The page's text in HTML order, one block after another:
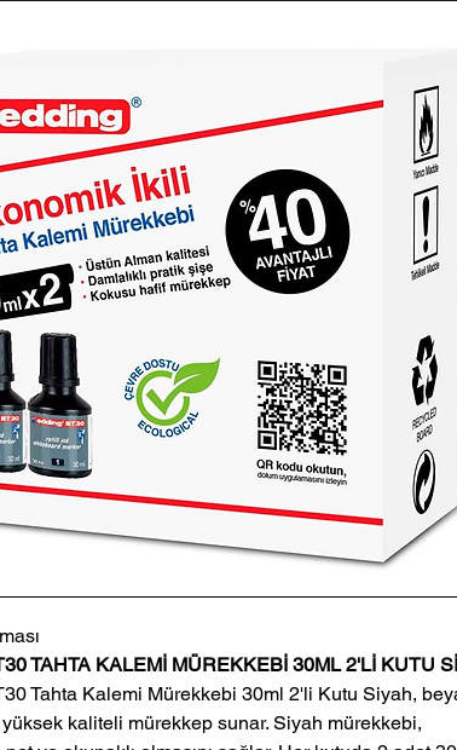
TAHTA KALEMİ MÜREKKEBİ 30ML 2'Lİ KUTU
Tahta Kalemi Mürekkebi 30ml 2'li Kutu Siyah,
kaliteli mürekkep sunar. Siyah mürekkebi,